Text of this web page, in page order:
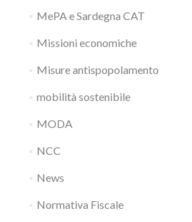
MePA e Sardegna CAT
Missioni economiche
Misure antispopolamento
mobilità sostenibile
MODA
NCC
News
Normativa Fiscale